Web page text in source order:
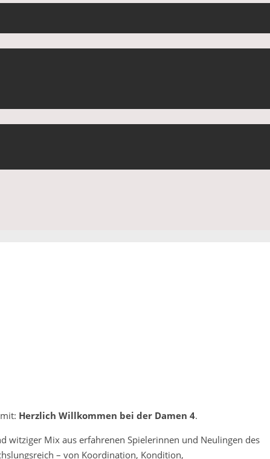
Herzlich Willkommen bei der Damen 4.
witziger Mix aus erfahrenen Spielerinnen und Neulingen des
– von Koordination, Kondition,